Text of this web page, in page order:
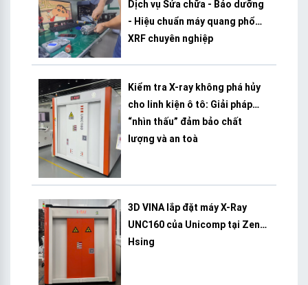
Dịch vụ Sửa chữa - Bảo dưỡng
- Hiệu chuẩn máy quang phổ
XRF chuyên nghiệp
Kiểm tra X-ray không phá hủy
cho linh kiện ô tô: Giải pháp
“nhìn thấu” đảm bảo chất
lượng và an toà
3D VINA lắp đặt máy X-Ray
UNC160 của Unicomp tại Zeng
Hsing